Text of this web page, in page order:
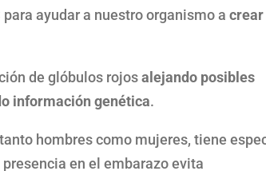
ayudar a nuestro organismo acrear
de glóbulos rojosalejando posibles
información genética.
hombres como mujeres, tiene
en el embarazo evita